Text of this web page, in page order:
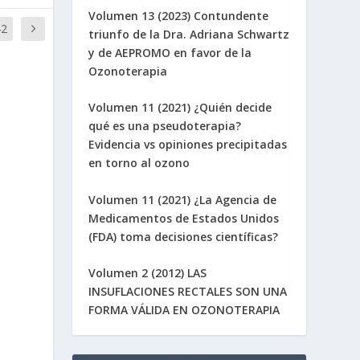
Volumen 13 (2023) Contundente
triunfo de la Dra. Adriana Schwartz
y de AEPROMO en favor de la
Ozonoterapia
Volumen 11 (2021) ¿Quién decide
qué es una pseudoterapia?
Evidencia vs opiniones precipitadas
en torno al ozono
Volumen 11 (2021) ¿La Agencia de
Medicamentos de Estados Unidos
(FDA) toma decisiones científicas?
Volumen 2 (2012) LAS
INSUFLACIONES RECTALES SON UNA
FORMA VÁLIDA EN OZONOTERAPIA